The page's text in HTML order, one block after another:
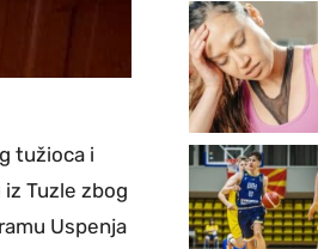
tužioca i
Tuzle zbog
Uspenja